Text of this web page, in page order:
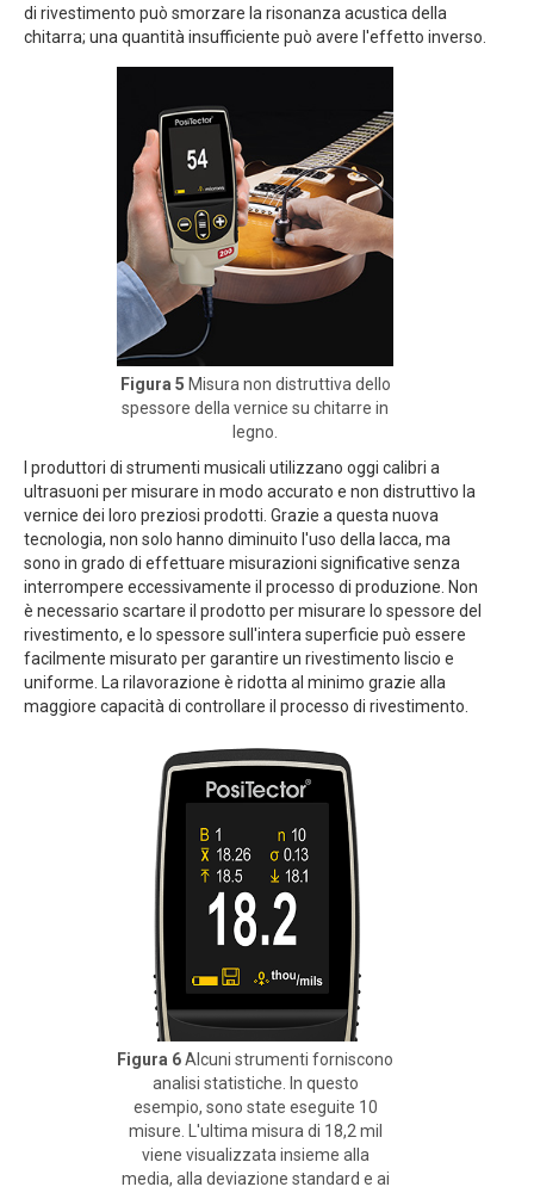
di rivestimento può smorzare la risonanza acustica della
chitarra; una quantità insufficiente può avere l'effetto inverso.
Figura 5 Misura non distruttiva dello
spessore della vernice su chitarre in
legno.
I produttori di strumenti musicali utilizzano oggi calibri a
ultrasuoni per misurare in modo accurato e non distruttivo la
vernice dei loro preziosi prodotti. Grazie a questa nuova
tecnologia, non solo hanno diminuito l'uso della lacca, ma
sono in grado di effettuare misurazioni significative senza
interrompere eccessivamente il processo di produzione. Non
è necessario scartare il prodotto per misurare lo spessore del
rivestimento, e lo spessore sull'intera superficie può essere
facilmente misurato per garantire un rivestimento liscio e
uniforme. La rilavorazione è ridotta al minimo grazie alla
maggiore capacità di controllare il processo di rivestimento.
Figura 6Alcuni strumenti forniscono
analisi statistiche. In questo
esempio, sono state eseguite 10
misure. L'ultima misura di 18,2 mil
viene visualizzata insieme alla
media, alla deviazione standard e ai